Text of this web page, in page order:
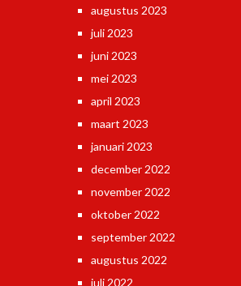
augustus 2023
juli 2023
juni 2023
mei 2023
april 2023
maart 2023
januari 2023
december 2022
november 2022
oktober 2022
september 2022
augustus 2022
juli 2022